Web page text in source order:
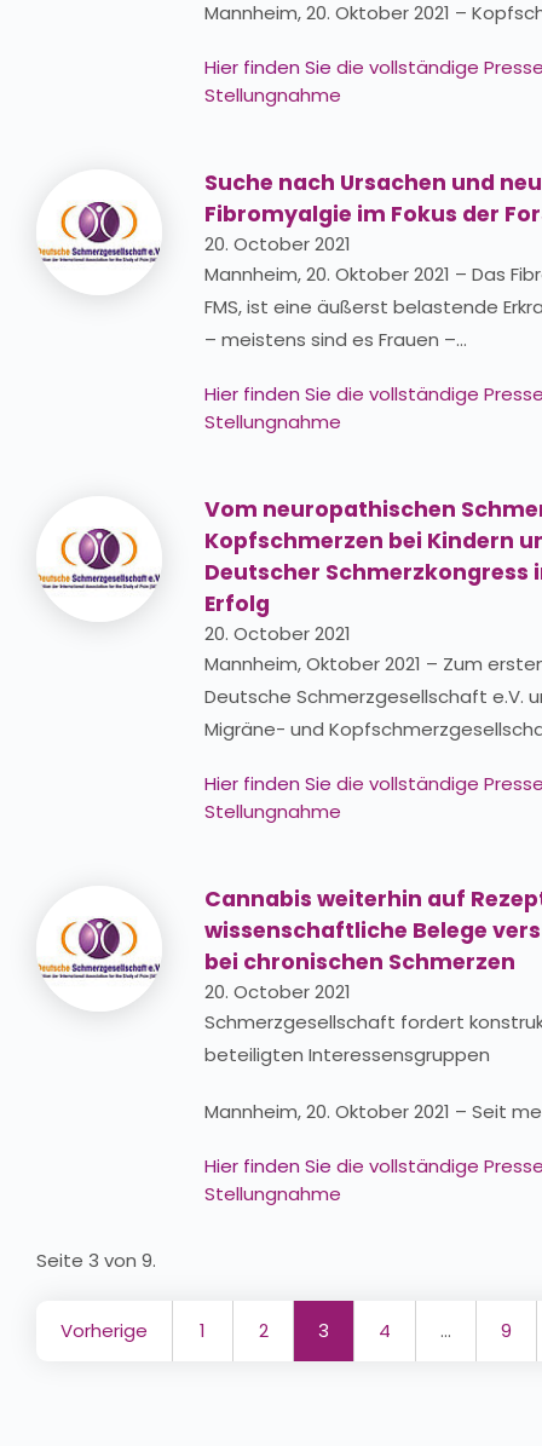
Mannheim, 20. Oktober 2021 –
Hier finden Sie die vollständige
Stellungnahme
Suche nach Ursachen und
Fibromyalgie im Fokus der
20. October 2021
Mannheim, 20. Oktober 2021 – Das
FMS, ist eine äußerst belastende
– meistens sind es Frauen –…
Hier finden Sie die vollständige
Stellungnahme
Vom neuropathischen
Kopfschmerzen bei Kindern
Deutscher
Erfolg
20. October 2021
Mannheim, Oktober 2021 – Zum
Deutsche Schmerzgesellschaft e.V.
Migräne- und
Hier finden Sie die vollständige
Stellungnahme
Cannabis weiterhin auf
wissenschaftliche Belege
bei chronischen Schmerzen
20. October 2021
Schmerzgesellschaft fordert
beteiligten Interessensgruppen
Mannheim, 20. Oktober 2021 – Seit
Hier finden Sie die vollständige
Stellungnahme
Seite 3 von 9.
Vorherige 1 2 3 4 … 9